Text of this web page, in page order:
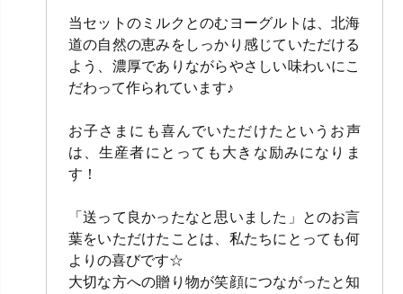
当セットのミルクとのむヨーグルトは、北海
道の自然の恵みをしっかり感じていただける
よう、濃厚でありながらやさしい味わいにこ
だわって作られています♪
お子さまにも喜んでいただけたというお声
は、生産者にとっても大きな励みになりま
す！
「送って良かったなと思いました」とのお言
葉をいただけたことは、私たちにとっても何
よりの喜びです☆
大切な方への贈り物が笑顔につながったと知